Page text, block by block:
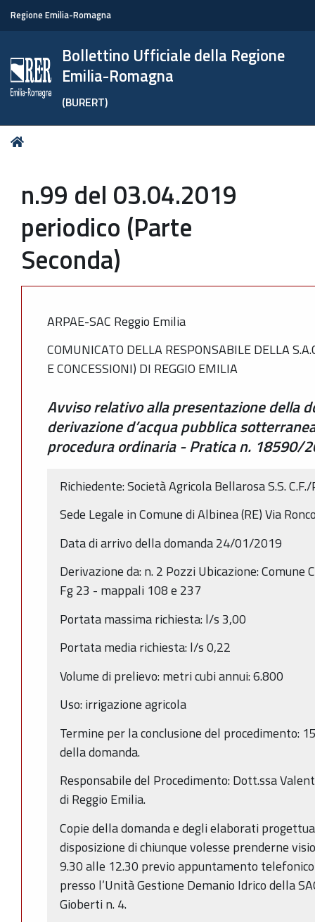
Regione Emilia-Romagna
Bollettino Ufficiale della Regione
Emilia-Romagna
(BURERT)
Tu
n.99 del 03.04.2019
periodico (Parte
Seconda)
ARPAE-SAC Reggio Emilia
COMUNICATO DELLA RESPONSABILE DELLA
E CONCESSIONI) DI REGGIO EMILIA
Avviso relativo alla presentazione della
derivazione d’acqua pubblica
procedura ordinaria - Pratica n. 18590/
Richiedente: Società Agricola Bellarosa S.S.
Sede Legale in Comune di Albinea (RE) Via
Data di arrivo della domanda 24/01/2019
Derivazione da: n. 2 Pozzi Ubicazione: Comune
Fg 23 - mappali 108 e 237
Portata massima richiesta: l/s 3,00
Portata media richiesta: l/s 0,22
Volume di prelievo: metri cubi annui: 6.800
Uso: irrigazione agricola
Termine per la conclusione del procedimento:
della domanda.
Responsabile del Procedimento: Dott.ssa
di Reggio Emilia.
Copie della domanda e degli elaborati
disposizione di chiunque volesse prenderne
9.30 alle 12.30 previo appuntamento
presso l’Unità Gestione Demanio Idrico della
Gioberti n. 4.